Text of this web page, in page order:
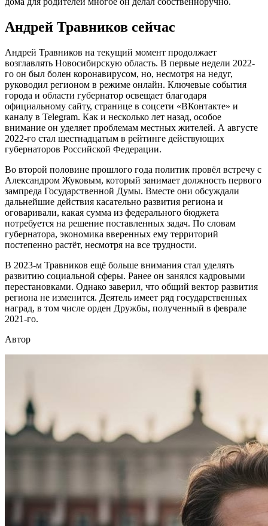
Андрей Травников сейчас
Андрей Травников на текущий момент продолжает
возглавлять Новосибирскую область. В первые недели 2022-
го он был болен коронавирусом, но, несмотря на недуг,
руководил регионом в режиме онлайн. Ключевые события
города и области губернатор освещает благодаря
официальному сайту, странице в соцсети «ВКонтакте» и
каналу в Telegram. Как и несколько лет назад, особое
внимание он уделяет проблемам местных жителей. А августе
2022-го стал шестнадцатым в рейтинге действующих
губернаторов Российской Федерации.
Во второй половине прошлого года политик провёл встречу с
Александром Жуковым, который занимает должность первого
зампреда Государственной Думы. Вместе они обсуждали
дальнейшие действия касательно развития региона и
оговаривали, какая сумма из федерального бюджета
потребуется на решение поставленных задач. По словам
губернатора, экономика вверенных ему территорий
постепенно растёт, несмотря на все трудности.
В 2023-м Травников ещё больше внимания стал уделять
развитию социальной сферы. Ранее он занялся кадровыми
перестановками. Однако заверил, что общий вектор развития
региона не изменится. Деятель имеет ряд государственных
наград, в том числе орден Дружбы, полученный в феврале
2021-го.
Автор